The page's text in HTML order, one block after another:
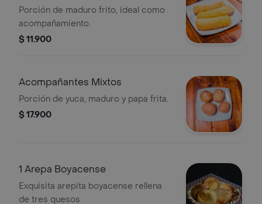
Porción de maduro frito, ideal como
acompañamiento.
$ 11.900
Acompañantes Mixtos
Porción de yuca, maduro y papa frita.
$ 17.900
1 Arepa Boyacense
Exquisita arepita boyacense rellena
de tres quesos